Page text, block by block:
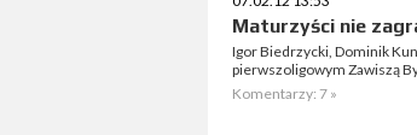
Maturzyści nie
Igor Biedrzycki, Dominik
pierwszoligowym Zawiszą
Komentarzy: 7 »